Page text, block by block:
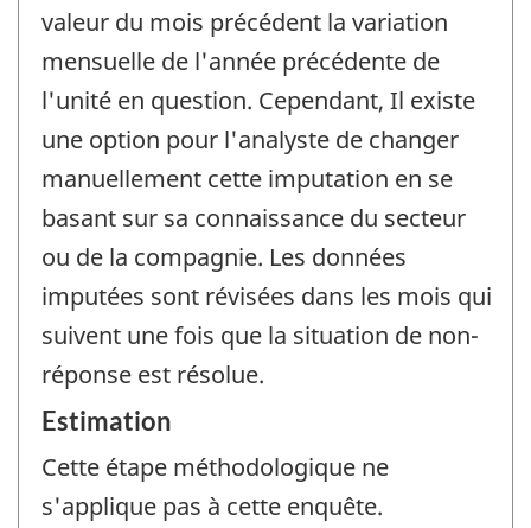
valeur du mois précédent la variation
mensuelle de l'année précédente de
l'unité en question. Cependant, Il existe
une option pour l'analyste de changer
manuellement cette imputation en se
basant sur sa connaissance du secteur
ou de la compagnie. Les données
imputées sont révisées dans les mois qui
suivent une fois que la situation de non-
réponse est résolue.
Estimation
Cette étape méthodologique ne
s'applique pas à cette enquête.